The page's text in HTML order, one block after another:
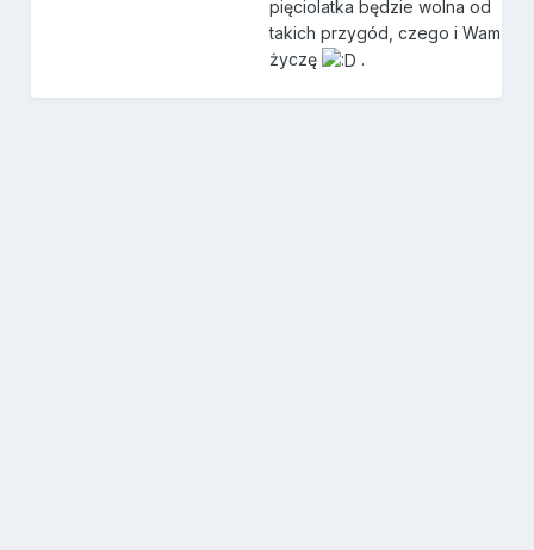
pięciolatka będzie wolna od
takich przygód, czego i Wam
życzę
.